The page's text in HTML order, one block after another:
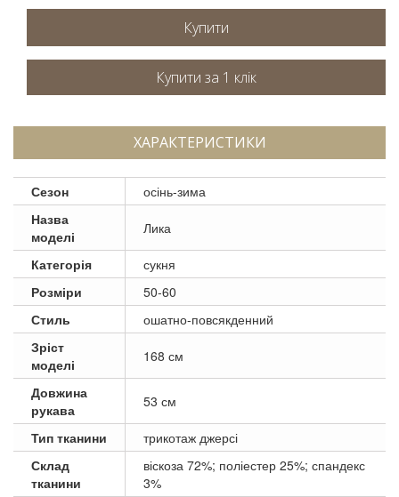
Купити
ХАРАКТЕРИСТИКИ
Сезон
осінь-зима
Назва
моделі
Лика
Категорія
сукня
Розміри
50-60
Стиль
ошатно-повсякденний
Зріст
моделі
168 см
Довжина
рукава
53 см
Тип тканини
трикотаж джерсі
Склад
тканини
віскоза 72%; поліестер 25%; спандекс
3%